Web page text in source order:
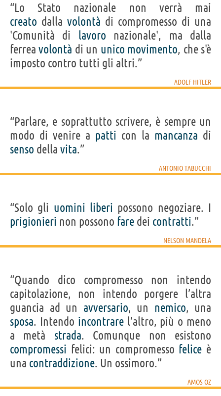
“Lo Stato nazionale non verrà mai
creato dalla volontà di compromesso di una
'Comunità di lavoro nazionale', ma dalla
ferreavolontà di un unico movimento, che s'è
imposto contro tutti gli altri.”
ADOLF HITLER
“Parlare, e soprattutto scrivere, è sempre un
modo di venire a patti con la mancanza di
senso della vita.”
ANTONIO TABUCCHI
“Solo gli uomini liberi possono negoziare. I
prigionieri non possono fare dei contratti.”
NELSON MANDELA
“Quando dico compromesso non intendo
capitolazione, non intendo porgere l’altra
guancia ad un avversario, un nemico, una
sposa. Intendo incontrarel’altro, più o meno
a metà strada. Comunque non esistono
compromessi felici: un compromesso felice è
una contraddizione. Un ossimoro.”
AMOS OZ